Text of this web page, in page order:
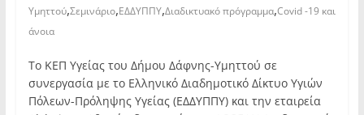
Υμηττού,Σεμινάριο,ΕΔΔΥΠΠΥ,Διαδικτυακό πρόγραμμα,Cοvid -19 και
άνοια
Το ΚΕΠ Υγείας του Δήμου Δάφνης-Υμηττού σε
συνεργασία με το Ελληνικό Διαδημοτικό Δίκτυο Υγιών
Πόλεων-Πρόληψης Υγείας (ΕΔΔΥΠΠΥ) και την εταιρεία